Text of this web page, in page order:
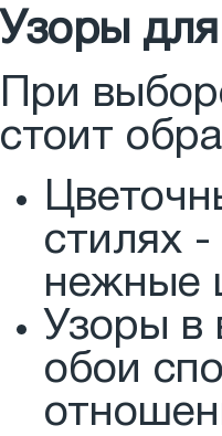
Узоры
При
стоит
стилях
нежные
Узоры в
обои